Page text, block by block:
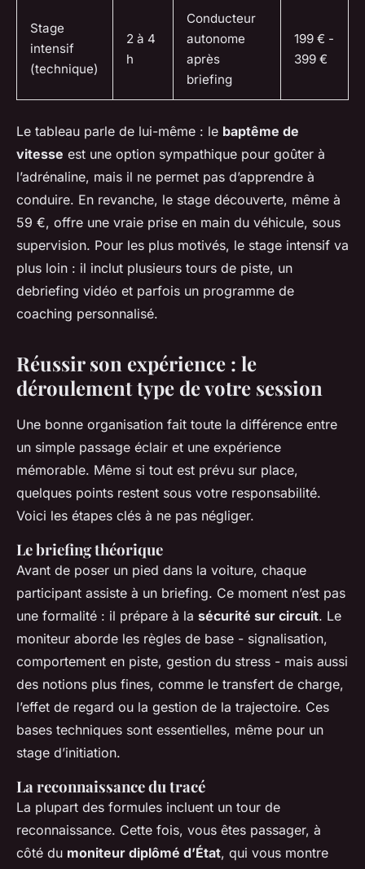
Stage
intensif
(technique)
2 à 4
h
Conducteur
autonome
après
briefing
199 € -
399 €
Le tableau parle de lui-même : le baptême de
vitesse est une option sympathique pour goûter à
l’adrénaline, mais il ne permet pas d’apprendre à
conduire. En revanche, le stage découverte, même à
59 €, offre une vraie prise en main du véhicule, sous
supervision. Pour les plus motivés, le stage intensif va
plus loin : il inclut plusieurs tours de piste, un
debriefing vidéo et parfois un programme de
coaching personnalisé.
Réussir son expérience : le
déroulement type de votre session
Une bonne organisation fait toute la différence entre
un simple passage éclair et une expérience
mémorable. Même si tout est prévu sur place,
quelques points restent sous votre responsabilité.
Voici les étapes clés à ne pas négliger.
Le briefing théorique
Avant de poser un pied dans la voiture, chaque
participant assiste à un briefing. Ce moment n’est pas
une formalité : il prépare à la sécurité sur circuit. Le
moniteur aborde les règles de base - signalisation,
comportement en piste, gestion du stress - mais aussi
des notions plus fines, comme le transfert de charge,
l’effet de regard ou la gestion de la trajectoire. Ces
bases techniques sont essentielles, même pour un
stage d’initiation.
La reconnaissance du tracé
La plupart des formules incluent un tour de
reconnaissance. Cette fois, vous êtes passager, à
côté du moniteur diplômé d’État, qui vous montre